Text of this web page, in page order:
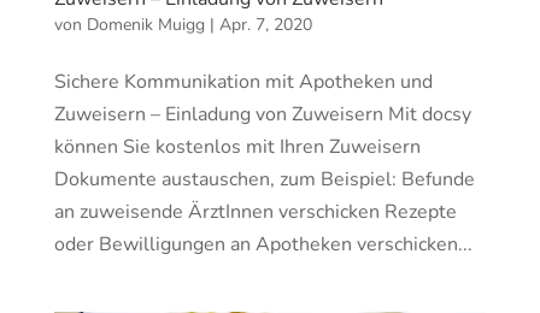
von Domenik Muigg | Apr. 7, 2020
Sichere Kommunikation mit Apotheken und
Zuweisern – Einladung von Zuweisern Mit docsy
können Sie kostenlos mit Ihren Zuweisern
Dokumente austauschen, zum Beispiel: Befunde
an zuweisende ÄrztInnen verschicken Rezepte
oder Bewilligungen an Apotheken verschicken...